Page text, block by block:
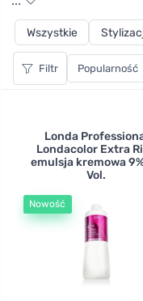
substancji
pozostawiają włosy
znajdziesz gamę
wykonanych
henny i innych ziół -
włosy, ale także
blasku. W
marek Radico i
Wszystkie
Filtr
Londa
Londacolor Extra
emulsja kremowa
Vol.
Nowość